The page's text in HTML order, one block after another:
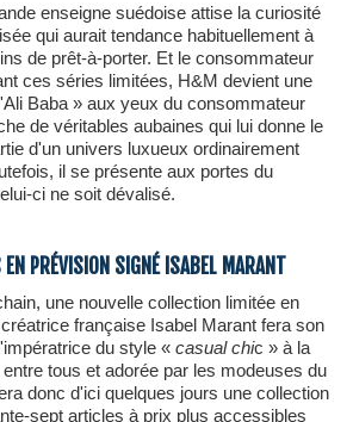
enseigne suédoise attise la curiosité
qui aurait tendance habituellement à
de prêt-à-porter. Et le consommateur
ces séries limitées, H&M devient une
Baba » aux yeux du consommateur
de véritables aubaines qui lui donne le
d'un univers luxueux ordinairement
il se présente aux portes du
ci ne soit dévalisé.
PRÉVISION SIGNÉ ISABEL MARANT
française Isabel Marant fera son
du style « casual chic » à la
tous et adorée par les modeuses du
donc d'ici quelques jours une collection
sept articles à prix plus accessibles